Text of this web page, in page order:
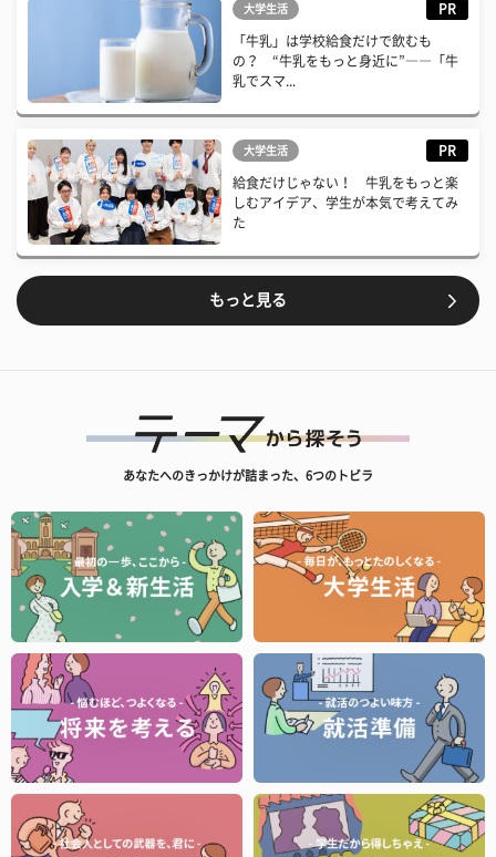
大学生活 PR
「牛乳」は学校給食だけで飲むも
の？ “牛乳をもっと身近に”――「牛
乳でスマ...
大学生活 PR
給食だけじゃない！ 牛乳をもっと楽
しむアイデア、学生が本気で考えてみ
た
もっと見る
あなたへのきっかけが詰まった、6つのトビラ